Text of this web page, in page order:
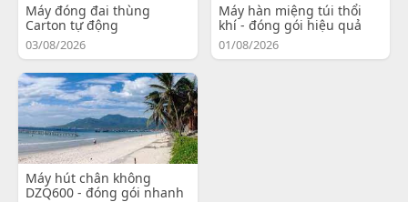
Máy đóng đai thùng
Carton tự động
03/08/2026
Máy hàn miệng túi thổi
khí - đóng gói hiệu quả
01/08/2026
Máy hút chân không
DZQ600 - đóng gói nhanh